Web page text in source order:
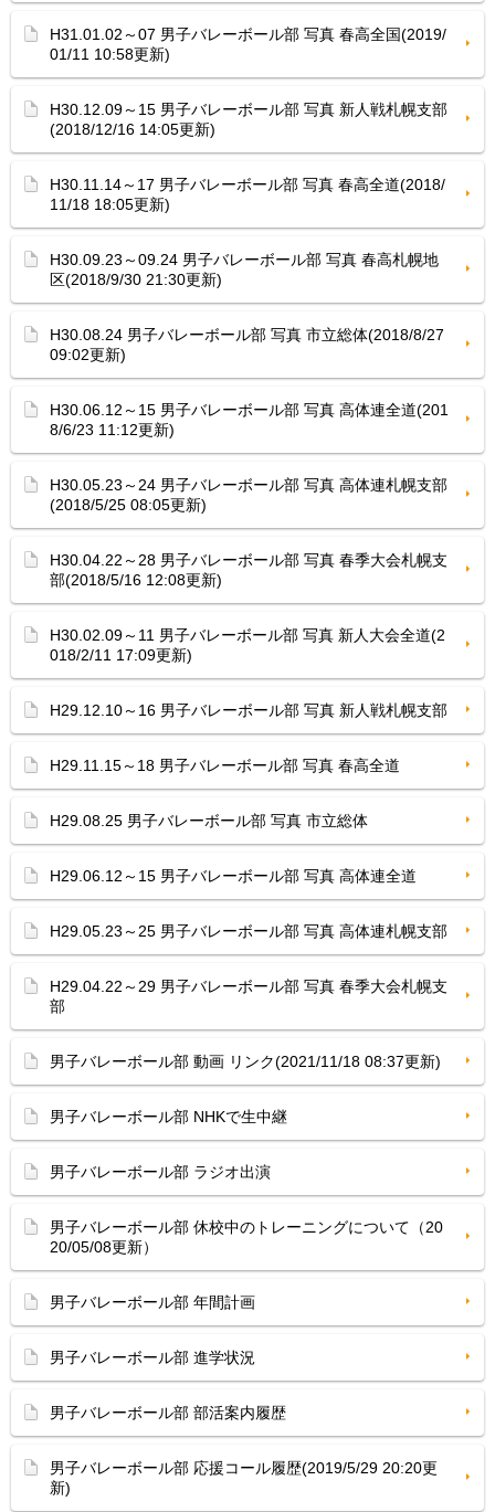
H31.01.02～07 男子バレーボール部 写真 春高全国(2019/
01/11 10:58更新)
H30.12.09～15 男子バレーボール部 写真 新人戦札幌支部
(2018/12/16 14:05更新)
H30.11.14～17 男子バレーボール部 写真 春高全道(2018/
11/18 18:05更新)
H30.09.23～09.24 男子バレーボール部 写真 春高札幌地
区(2018/9/30 21:30更新)
H30.08.24 男子バレーボール部 写真 市立総体(2018/8/27
09:02更新)
H30.06.12～15 男子バレーボール部 写真 高体連全道(201
8/6/23 11:12更新)
H30.05.23～24 男子バレーボール部 写真 高体連札幌支部
(2018/5/25 08:05更新)
H30.04.22～28 男子バレーボール部 写真 春季大会札幌支
部(2018/5/16 12:08更新)
H30.02.09～11 男子バレーボール部 写真 新人大会全道(2
018/2/11 17:09更新)
H29.12.10～16 男子バレーボール部 写真 新人戦札幌支部
H29.11.15～18 男子バレーボール部 写真 春高全道
H29.08.25 男子バレーボール部 写真 市立総体
H29.06.12～15 男子バレーボール部 写真 高体連全道
H29.05.23～25 男子バレーボール部 写真 高体連札幌支部
H29.04.22～29 男子バレーボール部 写真 春季大会札幌支
部
男子バレーボール部 動画 リンク(2021/11/18 08:37更新)
男子バレーボール部 NHKで生中継
男子バレーボール部 ラジオ出演
男子バレーボール部 休校中のトレーニングについて（20
20/05/08更新）
男子バレーボール部 年間計画
男子バレーボール部 進学状況
男子バレーボール部 部活案内履歴
男子バレーボール部 応援コール履歴(2019/5/29 20:20更
新)